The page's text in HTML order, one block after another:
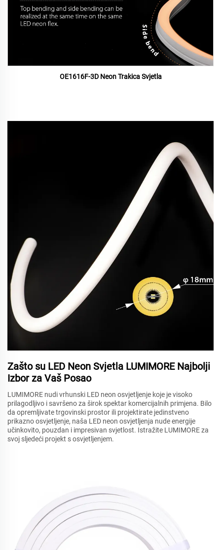
OE1616F-3D Neon Trakica Svjetla
Zašto su LED Neon Svjetla LUMIMORE Najbolji
Izbor za Vaš Posao
LUMIMORE nudi vrhunski LED neon osvjetljenje koje je visoko
prilagodljivo i savršeno za širok spektar komercijalnih primjena. Bilo
da opremljivate trgovinski prostor ili projektirate jedinstveno
prikazno osvjetljenje, naša LED neon osvjetljenja nude energije
učinkovito, pouzdan i impresivan svjetlost. Istražite LUMIMORE za
svoj sljedeći projekt s osvjetljenjem.